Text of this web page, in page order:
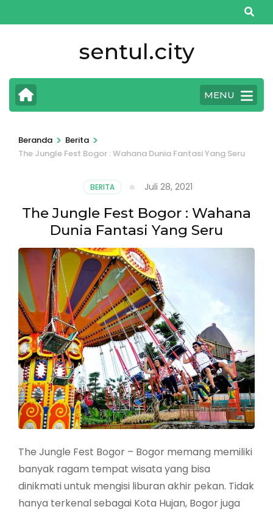
ke
Enter)
sentul.city
MENU
Beranda > Berita >
The Jungle Fest Bogor : Wahana Dunia Fantasi Yang Seru
BERITA Juli 28, 2021
The Jungle Fest Bogor : Wahana
Dunia Fantasi Yang Seru
The Jungle Fest Bogor – Bogor memang memiliki
banyak ragam tempat wisata yang bisa
dinikmati untuk mengisi liburan akhir pekan. Tidak
hanya terkenal sebagai Kota Hujan, Bogor juga